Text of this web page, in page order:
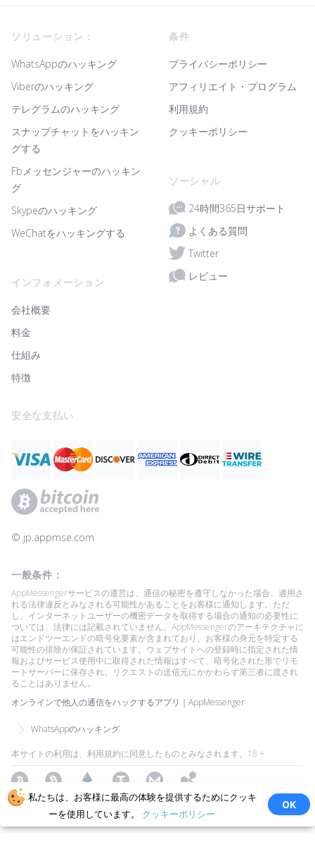
ソリューション：
WhatsAppのハッキング
Viberのハッキング
テレグラムのハッキング
スナップチャットをハッキン
グする
Fbメッセンジャーのハッキン
グ
Skypeのハッキング
WeChatをハッキングする
インフォメーション
会社概要
料金
仕組み
特徴
条件
プライバシーポリシー
アフィリエイト・プログラム
利用規約
クッキーポリシー
ソーシャル
24時間365日サポート
よくある質問
Twitter
レビュー
安全な支払い
© ‌jp.appmse.com
一般条件：
AppMessengerサービスの運営は、通信の秘密を遵守しなかった場合、適用さ
れる法律違反とみなされる可能性があることをお客様に通知します。ただ
し、インターネットユーザーの機密データを取得する場合の通知の必要性に
ついては、法律には記載されていません。AppMessengerのアーキテクチャに
はエンドツーエンドの暗号化要素が含まれており、お客様の身元を特定する
可能性の排除が保証されています。ウェブサイトへの登録時に指定された情
報およびサービス使用中に取得された情報はすべて、暗号化された形でリモ
ートサーバーに保存され、リクエストの送信元にかかわらず第三者に渡され
ることはありません。
オンラインで他人の通信をハックするアプリ｜AppMessenger
WhatsAppのハッキング
本サイトの利用は、利用規約に同意したものとみなされます。18 +
BitcoinBitcoin CashEthereumTetherMoneroRipple
Copyright ©2026 All Rights Reserved.すべての商標はそれぞれの所有
者に帰属します。
私たちは、お客様に最高の体験を提供するためにクッキ
ーを使用しています。 クッキーポリシー
OK